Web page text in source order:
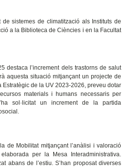
sistemes de climatització als Instituts de
a la Biblioteca de Ciències i en la Facultat
destaca l’increment dels trastorns de salut
aquesta situació mitjançant un projecte de
de la UV 2023-2026, preveu dotar
materials i humans necessaris per
sol·licitat un increment de la partida
de Mobilitat mitjançant l’anàlisi i valoració
per la Mesa Interadministrativa.
abans de l’estiu. S’han proposat diverses